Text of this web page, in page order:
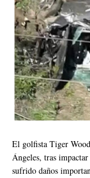
El golfista Tiger
Ángeles, tras
sufrido daños